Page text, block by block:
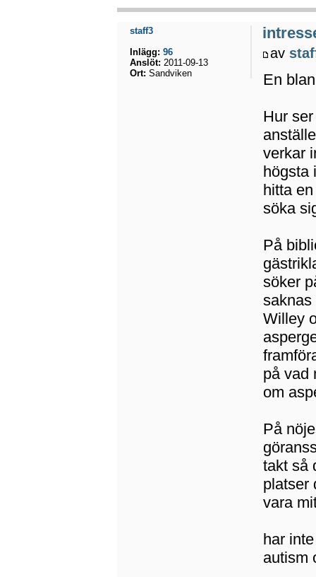
av
En
Hur
verkar
högsta
hitta
söka
På
söker
saknas
Willey
på vad
om
På
takt så
platser
vara
har
autism
staff3
Inlägg: 96
Anslöt: 2011-09-13
Ort: Sandviken